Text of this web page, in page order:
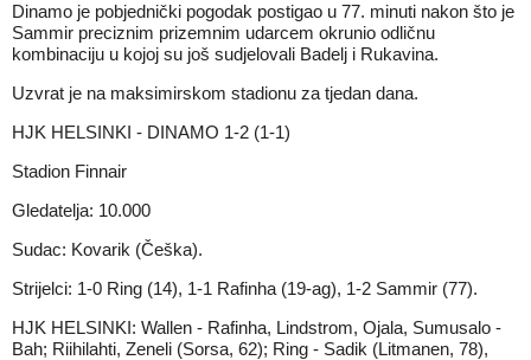
Dinamo je pobjednički pogodak postigao u 77. minuti nakon što je
Sammir preciznim prizemnim udarcem okrunio odličnu
kombinaciju u kojoj su još sudjelovali Badelj i Rukavina.
Uzvrat je na maksimirskom stadionu za tjedan dana.
HJK HELSINKI - DINAMO 1-2 (1-1)
Stadion Finnair
Gledatelja: 10.000
Sudac: Kovarik (Češka).
Strijelci: 1-0 Ring (14), 1-1 Rafinha (19-ag), 1-2 Sammir (77).
HJK HELSINKI: Wallen - Rafinha, Lindstrom, Ojala, Sumusalo -
Bah; Riihilahti, Zeneli (Sorsa, 62); Ring - Sadik (Litmanen, 78),